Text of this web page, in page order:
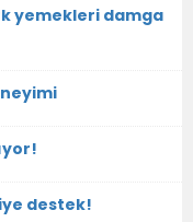
yemekleri damga
destek!